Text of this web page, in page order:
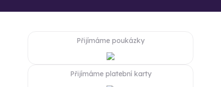
Přijímáme poukázky
Přijímáme platební karty